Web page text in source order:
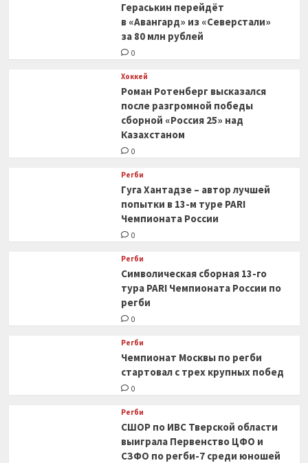
Гераськин перейдёт
в «Авангард» из «Северстали»
за 80 млн рублей
0
Хоккей
Роман Ротенберг высказался
после разгромной победы
сборной «Россия 25» над
Казахстаном
0
Регби
Гуга Хантадзе – автор лучшей
попытки в 13-м туре PARI
Чемпионата России
0
Регби
Символическая сборная 13-го
тура PARI Чемпионата России по
регби
0
Регби
Чемпионат Москвы по регби
стартовал с трех крупных побед
0
Регби
СШОР по ИВС Тверской области
выиграла Первенство ЦФО и
СЗФО по регби-7 среди юношей